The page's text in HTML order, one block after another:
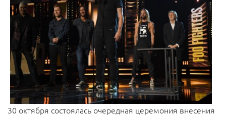
30 октября состоялась очередная церемония внесения